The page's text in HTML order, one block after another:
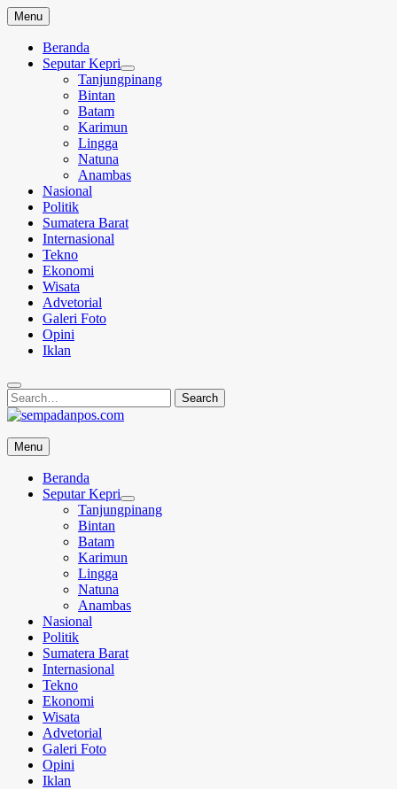
Skip
to
content
Menu
Beranda
Seputar Kepri
Tanjungpinang
Bintan
Batam
Karimun
Lingga
Natuna
Anambas
Nasional
Politik
Sumatera Barat
Internasional
Tekno
Ekonomi
Wisata
Advetorial
Galeri Foto
Opini
Iklan
Search
for:
Search
sempadanpos.com
Menyampaikan Berita Dengan Analisa
Menu
Beranda
Seputar Kepri
Tanjungpinang
Bintan
Batam
Karimun
Lingga
Natuna
Anambas
Nasional
Politik
Sumatera Barat
Internasional
Tekno
Ekonomi
Wisata
Advetorial
Galeri Foto
Opini
Iklan